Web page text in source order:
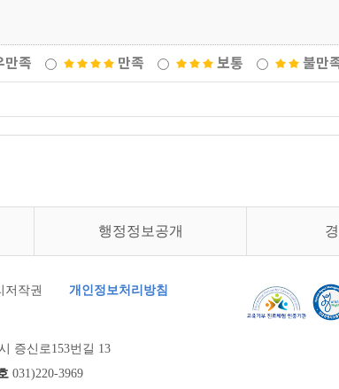
만족 만족 보통 불만
행정정보공개
저작권
개인정보처리방침
증신로153번길 13
031)220-3969